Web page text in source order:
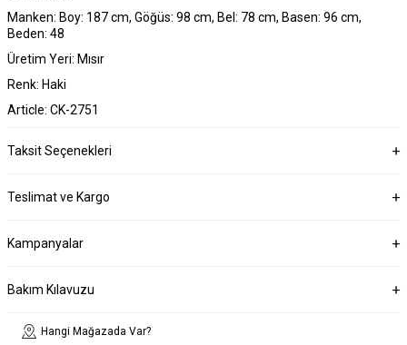
Manken: Boy: 187 cm, Göğüs: 98 cm, Bel: 78 cm, Basen: 96 cm,
Beden: 48
Üretim Yeri: Mısır
Renk: Haki
Article: CK-2751
Taksit Seçenekleri
Teslimat ve Kargo
Kampanyalar
Bakım Kılavuzu
Hangi Mağazada Var?